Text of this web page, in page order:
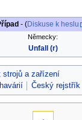
- (Diskuse k heslu
Německy:
Unfall (r)
strojů a zařízení
Český rejstřík